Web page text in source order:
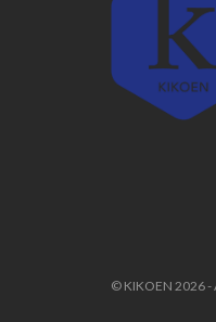
© KIKOEN 2026